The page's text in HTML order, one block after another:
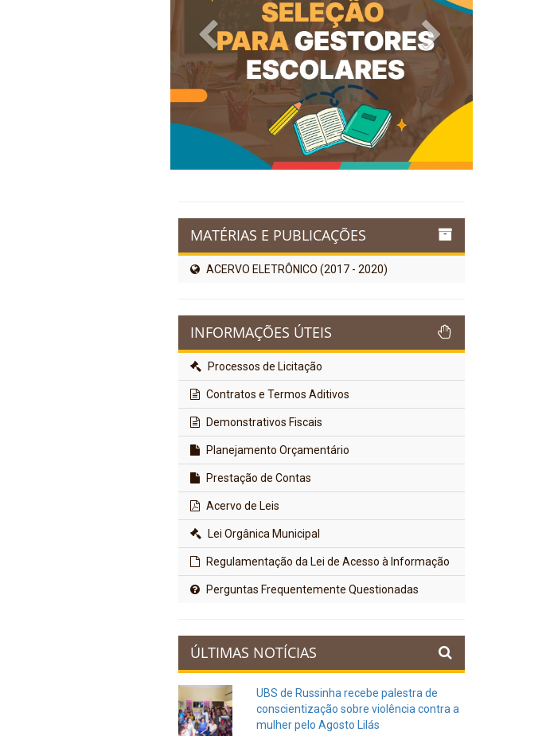
Previous Next
MATÉRIAS E PUBLICAÇÕES
ACERVO ELETRÔNICO (2017 - 2020)
INFORMAÇÕES ÚTEIS
Processos de Licitação
Contratos e Termos Aditivos
Demonstrativos Fiscais
Planejamento Orçamentário
Prestação de Contas
Acervo de Leis
Lei Orgânica Municipal
Regulamentação da Lei de Acesso à Informação
Perguntas Frequentemente Questionadas
ÚLTIMAS NOTÍCIAS
UBS de Russinha recebe palestra de
conscientização sobre violência contra a
mulher pelo Agosto Lilás